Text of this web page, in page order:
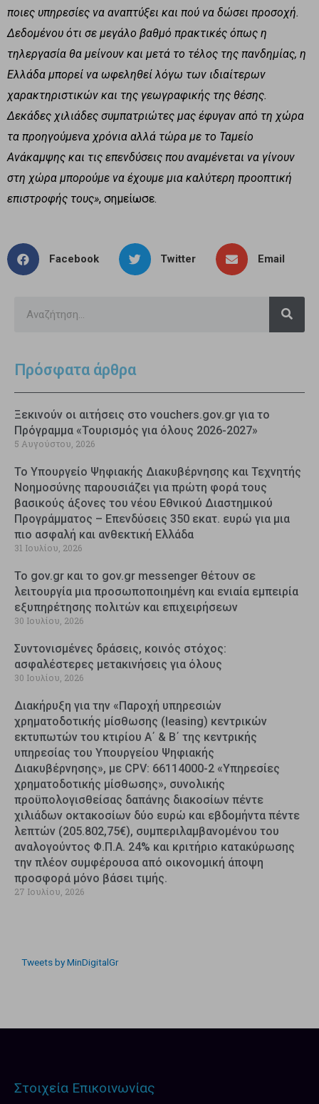
ποιες υπηρεσίες να αναπτύξει και πού να δώσει προσοχή.
Δεδομένου ότι σε μεγάλο βαθμό πρακτικές όπως η
τηλεργασία θα μείνουν και μετά το τέλος της πανδημίας, η
Ελλάδα μπορεί να ωφεληθεί λόγω των ιδιαίτερων
χαρακτηριστικών και της γεωγραφικής της θέσης.
Δεκάδες χιλιάδες συμπατριώτες μας έφυγαν από τη χώρα
τα προηγούμενα χρόνια αλλά τώρα με το Ταμείο
Ανάκαμψης και τις επενδύσεις που αναμένεται να γίνουν
στη χώρα μπορούμε να έχουμε μια καλύτερη προοπτική
επιστροφής τους», σημείωσε.
Facebook Twitter Email
Πρόσφατα άρθρα
Ξεκινούν οι αιτήσεις στο vouchers.gov.gr για το
Πρόγραμμα «Τουρισμός για όλους 2026-2027»
5 Αυγούστου, 2026
Το Υπουργείο Ψηφιακής Διακυβέρνησης και Τεχνητής
Νοημοσύνης παρουσιάζει για πρώτη φορά τους
βασικούς άξονες του νέου Εθνικού Διαστημικού
Προγράμματος – Επενδύσεις 350 εκατ. ευρώ για μια
πιο ασφαλή και ανθεκτική Ελλάδα
31 Ιουλίου, 2026
Το gov.gr και το gov.gr messenger θέτουν σε
λειτουργία μια προσωποποιημένη και ενιαία εμπειρία
εξυπηρέτησης πολιτών και επιχειρήσεων
30 Ιουλίου, 2026
Συντονισμένες δράσεις, κοινός στόχος:
ασφαλέστερες μετακινήσεις για όλους
30 Ιουλίου, 2026
Διακήρυξη για την «Παροχή υπηρεσιών
χρηματοδοτικής μίσθωσης (leasing) κεντρικών
εκτυπωτών του κτιρίου Α΄ & Β΄ της κεντρικής
υπηρεσίας του Υπουργείου Ψηφιακής
Διακυβέρνησης», με CPV: 66114000-2 «Υπηρεσίες
χρηματοδοτικής μίσθωσης», συνολικής
προϋπολογισθείσας δαπάνης διακοσίων πέντε
χιλιάδων οκτακοσίων δύο ευρώ και εβδομήντα πέντε
λεπτών (205.802,75€), συμπεριλαμβανομένου του
αναλογούντος Φ.Π.Α. 24% και κριτήριο κατακύρωσης
την πλέον συμφέρουσα από οικονομική άποψη
προσφορά μόνο βάσει τιμής.
27 Ιουλίου, 2026
Tweets by MinDigitalGr
Στοιχεία Επικοινωνίας